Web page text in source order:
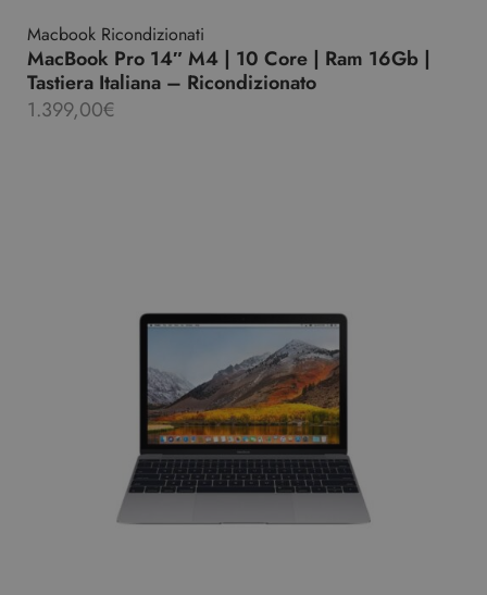
Macbook Ricondizionati
MacBook Pro 14″ M4 | 10 Core | Ram 16Gb |
Tastiera Italiana – Ricondizionato
1.399,00€